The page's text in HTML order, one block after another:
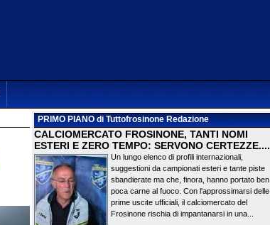
PRIMO PIANOdi Tuttofrosinone Redazione
CALCIOMERCATO FROSINONE, TANTI NOMI
ESTERI E ZERO TEMPO: SERVONO CERTEZZE....
Un lungo elenco di profili internazionali,
suggestioni da campionati esteri e tante piste
sbandierate ma che, finora, hanno portato ben
poca carne al fuoco. Con l'approssimarsi delle
prime uscite ufficiali, il calciomercato del
Frosinone rischia di impantanarsi in una...